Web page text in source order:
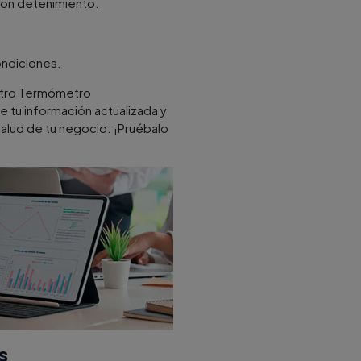
Termómetro
tu información actualizada y
de tu negocio. ¡Pruébalo